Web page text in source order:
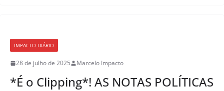
IMPACTO DIÁRIO
28 de julho de 2025 Marcelo Impacto
*É o Clipping*! AS NOTAS POLÍTICAS